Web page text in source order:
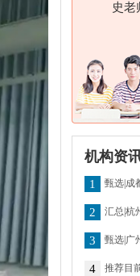
史老
机构资
1 甄选|成
2 汇总|杭州
3 甄选|广
4 推荐目前